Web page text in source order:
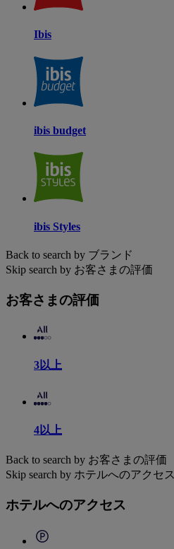
Ibis
ibis budget
ibis Styles
Back to search by ブランド
Skip search by お客さまの評価
お客さまの評価
3以上
4以上
Back to search by お客さまの評価
Skip search by ホテルへのアクセス
ホテルへのアクセス